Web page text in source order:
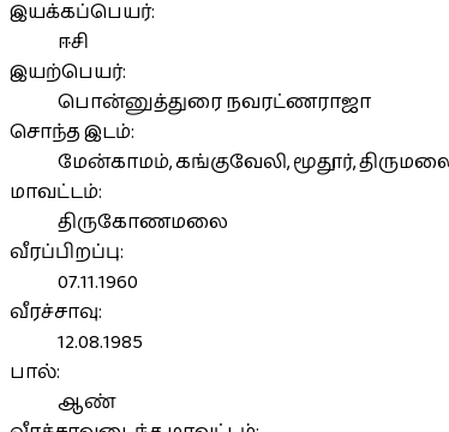
இயக்கப்பெயர்:
ஈசி
இயற்பெயர்:
பொன்னுத்துரை நவரட்ணராஜா
சொந்த இடம்:
மேன்காமம், கங்குவேலி, மூதூர்,
மாவட்டம்:
திருகோணமலை
வீரப்பிறப்பு:
07.11.1960
வீரச்சாவு:
12.08.1985
பால்:
ஆண்